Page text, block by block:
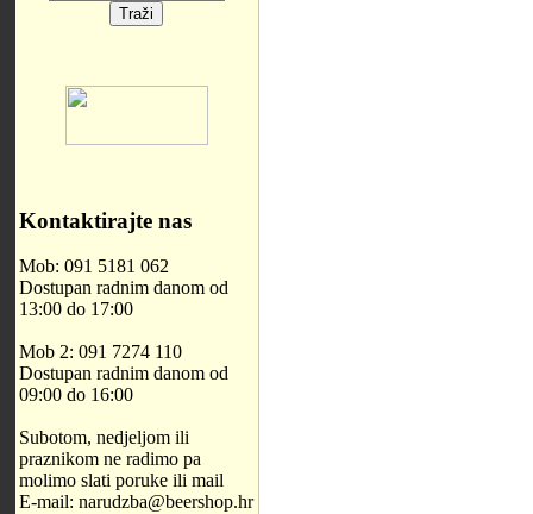
Kontaktirajte nas
Mob: 091 5181 062
Dostupan radnim danom od
13:00 do 17:00
Mob 2: 091 7274 110
Dostupan radnim danom od
09:00 do 16:00
Subotom, nedjeljom ili
praznikom ne radimo pa
molimo slati poruke ili mail
E-mail: narudzba@beershop.hr